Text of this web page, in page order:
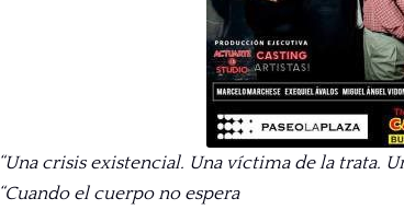
“Una crisis existencial. Una víctima de la trata.
“Cuando el cuerpo no espera